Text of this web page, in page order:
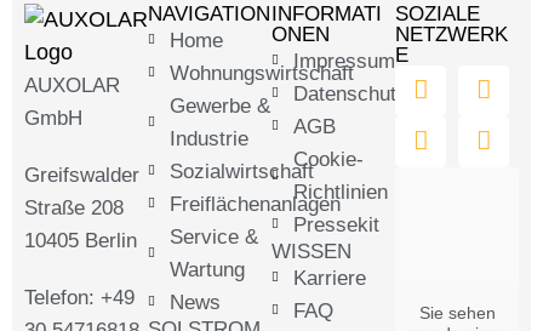
AUXOLAR
GmbH
Greifswalder
Straße 208
10405 Berlin
Telefon: +49
NAVIGATION
Home
Wohnungswirtschaft
Gewerbe &
Industrie
Sozialwirtschaft
Freiflächenanlagen
Service &
Wartung
News
INFORMATI
ONEN
Impressum
Datenschutz
AGB
Cookie-
Richtlinien
Pressekit
WISSEN
Karriere
FAQ
SOZIALE
NETZWERK
E
Sie sehen